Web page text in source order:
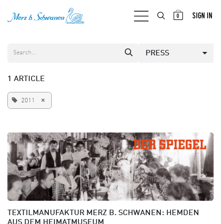
0 SIGN IN
PRESS
1 ARTICLE
2011 ×
TEXTILMANUFAKTUR MERZ B. SCHWANEN: HEMDEN
AUS DEM HEIMATMUSEUM